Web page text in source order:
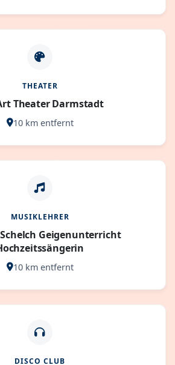
THEATER
Theater Darmstadt
10 km entfernt
MUSIKLEHRER
Geigenunterricht
10 km entfernt
DISCO CLUB